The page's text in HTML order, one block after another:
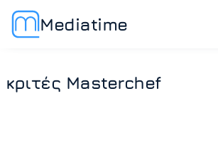
Mediatime
κριτές Masterchef